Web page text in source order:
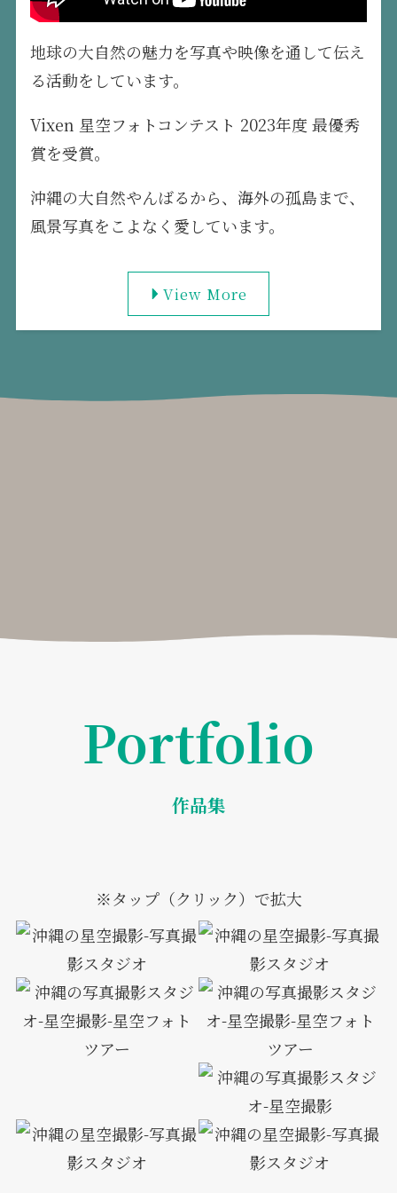
地球の大自然の魅力を写真や映像を通して伝え
る活動をしています。
Vixen 星空フォトコンテスト 2023年度 最優秀
賞を受賞。
沖縄の大自然やんばるから、海外の孤島まで、
風景写真をこよなく愛しています。
View More
Portfolio
作品集
※タップ（クリック）で拡大